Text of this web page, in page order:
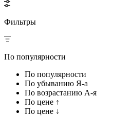
Фильтры
По популярности
По популярности
По убыванию Я-а
По возрастанию А-я
По цене ↑
По цене ↓